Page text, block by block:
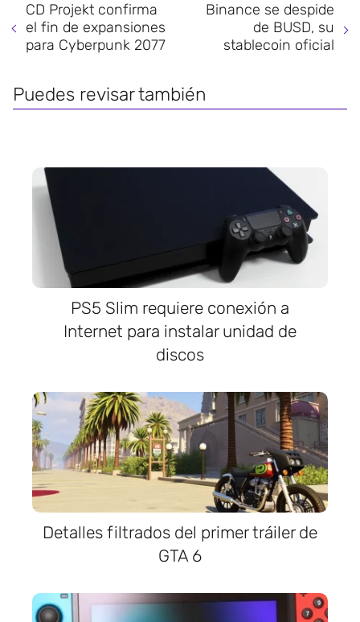
CD Projekt confirma
el fin de expansiones
para Cyberpunk 2077
Binance se despide
de BUSD, su
stablecoin oficial
Puedes revisar también
PS5 Slim requiere conexión a
Internet para instalar unidad de
discos
Detalles filtrados del primer tráiler de
GTA 6